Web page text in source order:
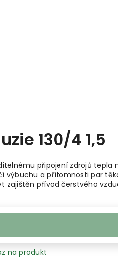
130/4 1,5
připojení zdrojů
výbuchu a přítomnosti par
zajištěn přívod čerstvého
na produkt